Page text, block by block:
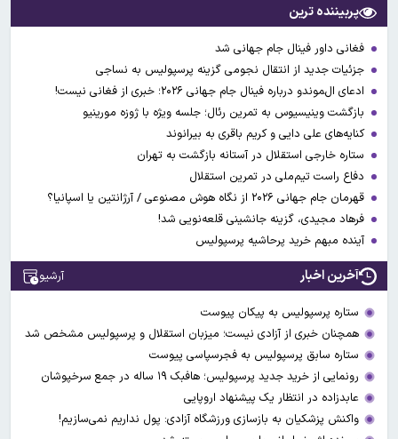
پربیننده ترین
فغانی داور فینال جام جهانی شد
جزئیات جدید از انتقال نجومی گزینه پرسپولیس به نساجی
ادعای ال‌‍موندو درباره فینال جام جهانی ۲۰۲۶؛ خبری از فغانی نیست!
بازگشت وینیسیوس به تمرین رئال؛ جلسه ویژه با ژوزه مورینیو
کنایه‌های علی دایی و کریم باقری به بیرانوند
ستاره خارجی استقلال در آستانه بازگشت به تهران
دفاع راست تیم‌ملی در تمرین استقلال
قهرمان جام جهانی ۲۰۲۶ از نگاه هوش مصنوعی / آرژانتین یا اسپانیا؟
فرهاد مجیدی، گزینه جانشینی قلعه‌نویی شد!
آینده مبهم خرید پرحاشیه پرسپولیس
آخرین اخبار آرشیو
ستاره پرسپولیس به پیکان پیوست
همچنان خبری از آزادی نیست؛ میزبان استقلال و پرسپولیس مشخص شد
ستاره سابق پرسپولیس به فجرسپاسی پیوست
رونمایی از خرید جدید پرسپولیس؛ هافبک ۱۹ ساله در جمع سرخپوشان
عابدزاده در انتظار یک پیشنهاد اروپایی
واکنش پزشکیان به بازسازی ورزشگاه آزادی: پول نداریم نمی‌سازیم!